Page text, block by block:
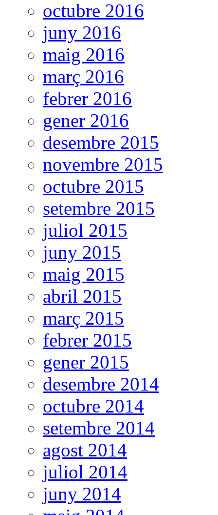
octubre 2016
juny 2016
maig 2016
març 2016
febrer 2016
gener 2016
desembre 2015
novembre 2015
octubre 2015
setembre 2015
juliol 2015
juny 2015
maig 2015
abril 2015
març 2015
febrer 2015
gener 2015
desembre 2014
octubre 2014
setembre 2014
agost 2014
juliol 2014
juny 2014